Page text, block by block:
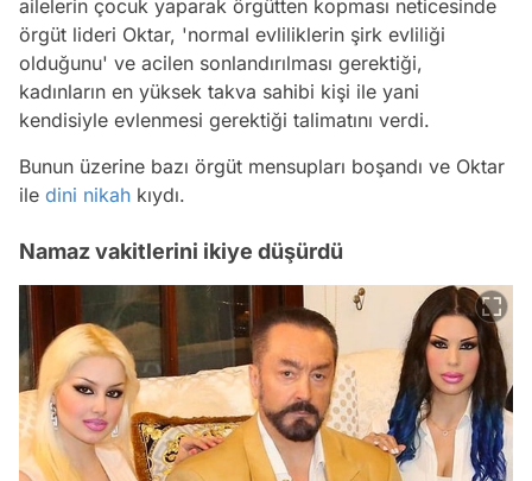
ailelerin çocuk yaparak örgütten kopması neticesinde
örgüt lideri Oktar, 'normal evliliklerin şirk evliliği
olduğunu' ve acilen sonlandırılması gerektiği,
kadınların en yüksek takva sahibi kişi ile yani
kendisiyle evlenmesi gerektiği talimatını verdi.
Bunun üzerine bazı örgüt mensupları boşandı ve Oktar
ile dini nikah kıydı.
Namaz vakitlerini ikiye düşürdü